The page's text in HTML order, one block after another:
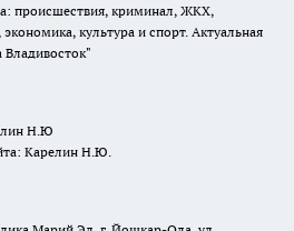
происшествия, криминал, ЖКХ,
культура и спорт. Актуальная
Н.Ю
Карелин Н.Ю.